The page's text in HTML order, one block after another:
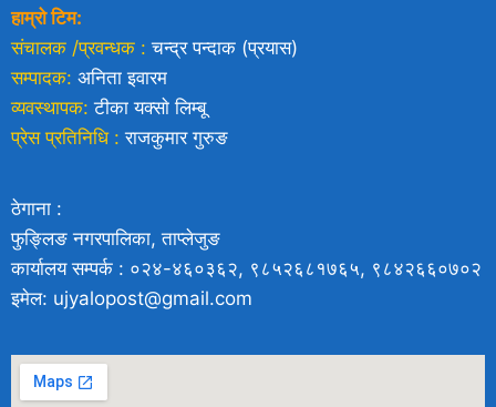
हाम्रो टिम:
संचालक /प्रवन्धक : चन्द्र पन्दाक (प्रयास)
सम्पादक: अनिता इवारम
व्यवस्थापक: टीका यक्साे लिम्बू
प्रेस प्रतिनिधि : राजकुमार गुरुङ
ठेगाना :
फुङ्लिङ नगरपालिका, ताप्लेजुङ
कार्यालय सम्पर्क : ०२४-४६०३६२, ९८५२६८१७६५, ९८४२६६०७०२
इमेल: ujyalopost@gmail.com